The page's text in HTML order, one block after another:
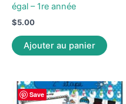
égal – 1re année
$5.00
Ajouter au panier
Save